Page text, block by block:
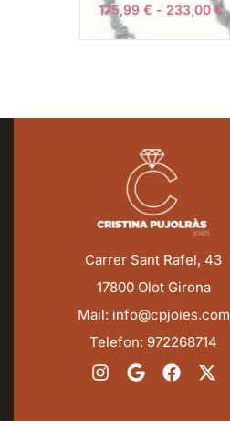
175,99 € - 233,00€
Carrer Sant Rafel, 43
17800 Olot Girona
Mail: info@cpjoies.com
Telefon: 972268714